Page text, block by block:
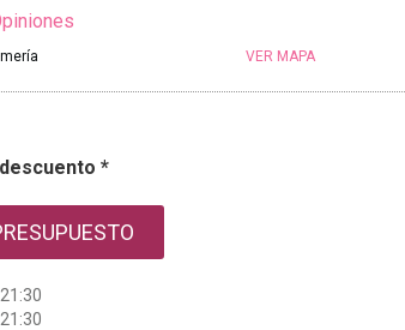
VER MAPA
*
21:30
21:30